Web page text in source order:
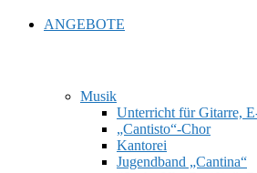
ANGEBOTE
Musik
Unterricht für Gitarre,
„Cantisto“-Chor
Kantorei
Jugendband „Cantina“